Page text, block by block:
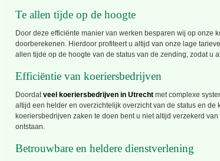
Te allen tijde op de hoogte
Door deze efficiënte manier van werken besparen wij op onze
doorberekenen. Hierdoor profiteert u altijd van onze lage
allen tijde op de hoogte van de status van de zending, zodat u
Efficiëntie van koeriersbedrijven
Doordatveel koeriersbedrijven in Utrecht met complexe
altijd een helder en overzichtelijk overzicht van de status en de
koeriersbedrijven zaken te doen bent u niet altijd verzekerd
ontstaan.
Betrouwbare en heldere dienstverlening